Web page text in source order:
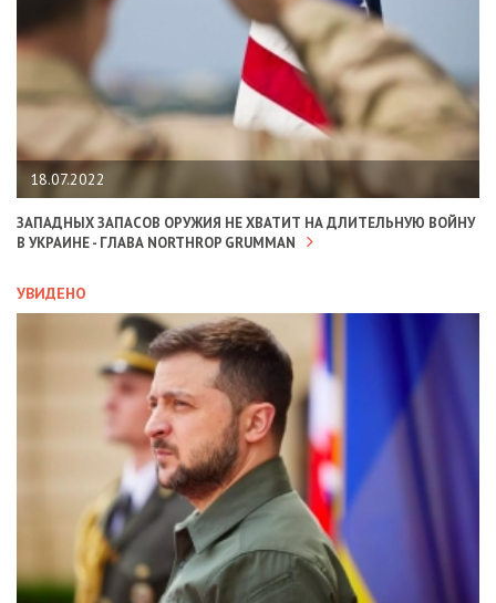
18.07.2022
ЗАПАДНЫХ ЗАПАСОВ ОРУЖИЯ НЕ ХВАТИТ НА ДЛИТЕЛЬНУЮ ВОЙНУ
В УКРАИНЕ - ГЛАВА NORTHROP GRUMMAN
УВИДЕНО